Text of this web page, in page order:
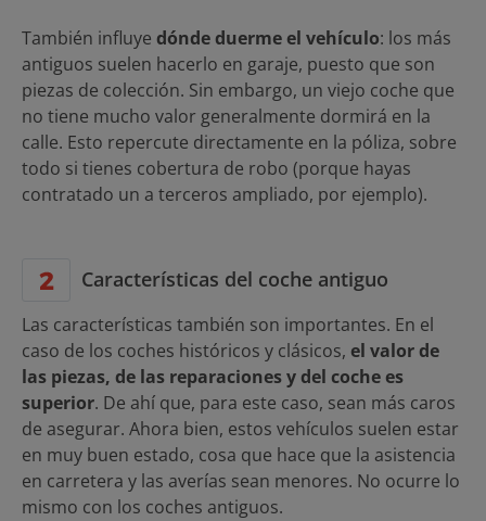
También influye dónde duerme el vehículo: los más
antiguos suelen hacerlo en garaje, puesto que son
piezas de colección. Sin embargo, un viejo coche que
no tiene mucho valor generalmente dormirá en la
calle. Esto repercute directamente en la póliza, sobre
todo si tienes cobertura de robo (porque hayas
contratado un a terceros ampliado, por ejemplo).
Características del coche antiguo
Las características también son importantes. En el
caso de los coches históricos y clásicos, el valor de
las piezas, de las reparaciones y del coche es
superior. De ahí que, para este caso, sean más caros
de asegurar. Ahora bien, estos vehículos suelen estar
en muy buen estado, cosa que hace que la asistencia
en carretera y las averías sean menores. No ocurre lo
mismo con los coches antiguos.